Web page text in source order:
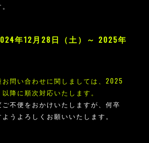
年12月28日（土）～ 2025年
問い合わせに関しましては、2025
降に順次対応いたします。
不便をおかけいたしますが、何卒
うよろしくお願いいたします。